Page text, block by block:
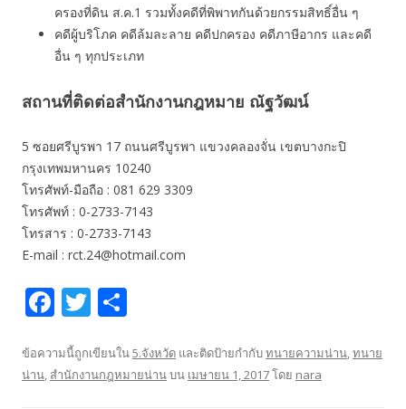
ครองที่ดิน ส.ค.1 รวมทั้งคดีที่พิพาทกันด้วยกรรมสิทธิ์อื่น ๆ
คดีผู้บริโภค คดีล้มละลาย คดีปกครอง คดีภาษีอากร และคดี
อื่น ๆ ทุกประเภท
สถานที่ติดต่อสำนักงานกฎหมาย ณัฐวัฒน์
5 ซอยศรีบูรพา 17 ถนนศรีบูรพา แขวงคลองจั่น เขตบางกะปิ
กรุงเทพมหานคร 10240
โทรศัพท์-มือถือ : 081 629 3309
โทรศัพท์ : 0-2733-7143
โทรสาร : 0-2733-7143
E-mail : rct.24@hotmail.com
F
e
b
T
itt
er
ar
e
ข้อความนี้ถูกเขียนใน5.จังหวัด และติดป้ายกำกับทนายความน่าน,ทนาย
น่าน, สำนักงานกฎหมายน่านบน เมษายน 1, 2017โดย nara